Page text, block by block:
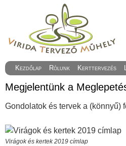
Kezdőlap Rólunk Kerttervezés
Megjelentünk a
Gondolatok és tervek a (könnyű)
Virágok és kertek 2019 címlap